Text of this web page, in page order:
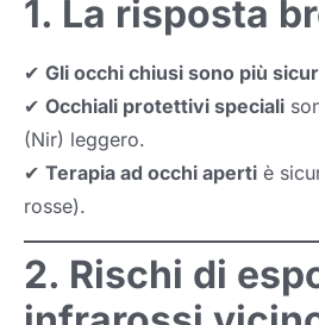
1. La risposta
✔ Gli occhi chiusi sono più
✔ Occhiali protettivi speciali
(Nir) leggero.
✔ Terapia ad occhi aperti è
rosse).
2. Rischi di